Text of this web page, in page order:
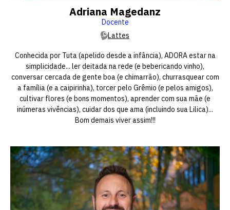
Adriana Magedanz
Docente
Lattes
Conhecida por Tuta (apelido desde a infância), ADORA estar na
simplicidade... ler deitada na rede (e bebericando vinho),
conversar cercada de gente boa (e chimarrão), churrasquear com
a família (e a caipirinha), torcer pelo Grêmio (e pelos amigos),
cultivar flores (e bons momentos), aprender com sua mãe (e
inúmeras vivências), cuidar dos que ama (incluindo sua Lilica)...
Bom demais viver assim!!!